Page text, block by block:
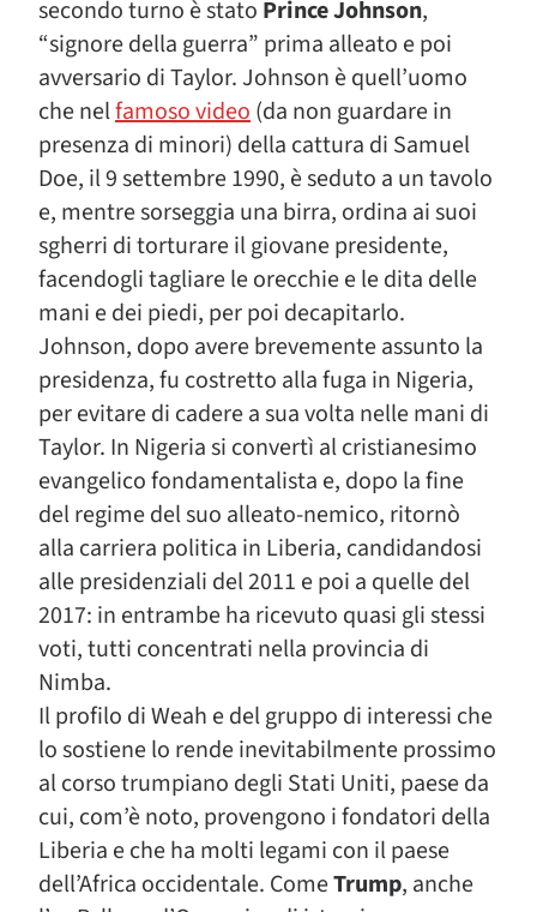
secondo turno è stato Prince Johnson,
“signore della guerra” prima alleato e poi
avversario di Taylor. Johnson è quell’uomo
che nelfamoso video(da non guardare in
presenza di minori) della cattura di Samuel
Doe, il 9 settembre 1990, è seduto a un tavolo
e, mentre sorseggia una birra, ordina ai suoi
sgherri di torturare il giovane presidente,
facendogli tagliare le orecchie e le dita delle
mani e dei piedi, per poi decapitarlo.
Johnson, dopo avere brevemente assunto la
presidenza, fu costretto alla fuga in Nigeria,
per evitare di cadere a sua volta nelle mani di
Taylor. In Nigeria si convertì al cristianesimo
evangelico fondamentalista e, dopo la fine
del regime del suo alleato-nemico, ritornò
alla carriera politica in Liberia, candidandosi
alle presidenziali del 2011 e poi a quelle del
2017: in entrambe ha ricevuto quasi gli stessi
voti, tutti concentrati nella provincia di
Nimba.
Il profilo di Weah e del gruppo di interessi che
lo sostiene lo rende inevitabilmente prossimo
al corso trumpiano degli Stati Uniti, paese da
cui, com’è noto, provengono i fondatori della
Liberia e che ha molti legami con il paese
dell’Africa occidentale. ComeTrump, anche